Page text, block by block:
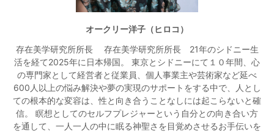
オークリー洋子（ヒロコ）
存在美学研究所所長 存在美学研究所所長 21年のシドニー生
活を経て2025年に日本帰国。 東京とシドニーにて１０年間、心
の専門家として経営者と従業員、個人事業主や芸術家など延べ
600人以上の悩み解決や夢の実現のサポートをする中で、人とし
ての根本的な変容は、性と向き合うことなしには起こらないと確
信。 瞑想としてのセルフプレジャーという自分との向き合い方
を通して、一人一人の中に眠る神聖さを目覚めさせるお手伝いを